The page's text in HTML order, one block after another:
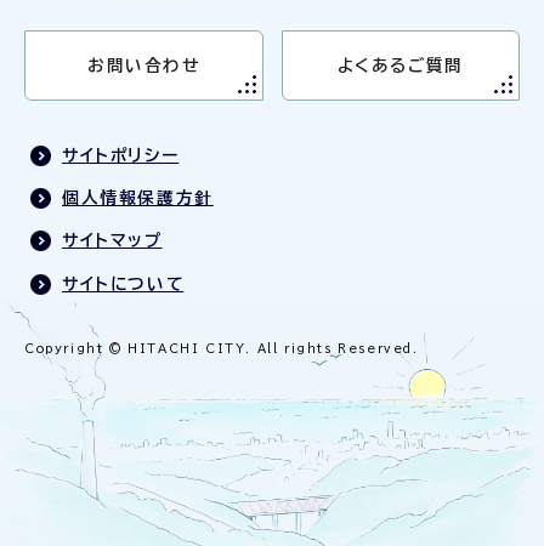
お問い合わせ よくあるご質問
サイトポリシー
個人情報保護方針
サイトマップ
サイトについて
Copyright © HITACHI CITY. All rights Reserved.